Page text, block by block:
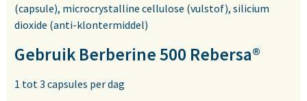
(capsule), microcrystalline cellulose (vulstof), silicium
dioxide (anti-klontermiddel)
Gebruik Berberine 500 Rebersa®
1 tot 3 capsules per dag